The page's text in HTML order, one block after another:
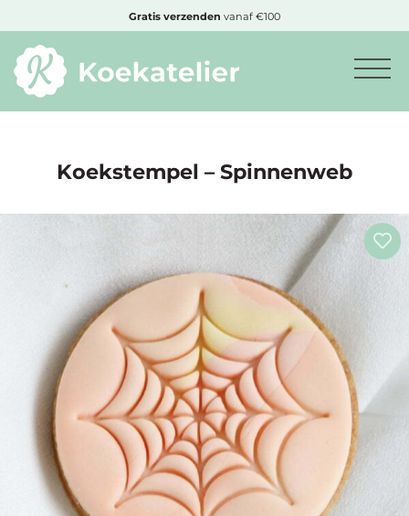
Minimum
Producten
soort
Producten
thema
Maatwerk
Gratis verzenden vanaf €100
Koekstempel – Spinnenweb